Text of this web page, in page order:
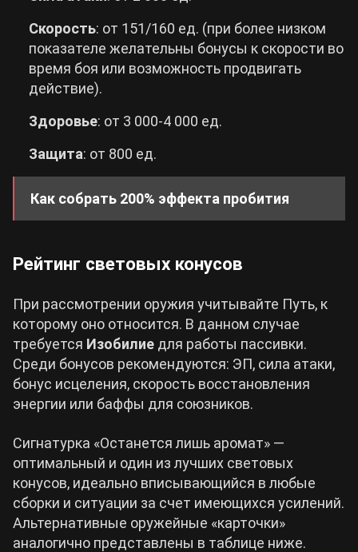
Скорость: от 151/160 ед. (при более низком
показателе желательны бонусы к скорости во
время боя или возможность продвигать
действие).
Здоровье: от 3 000-4 000 ед.
Защита: от 800 ед.
Как собрать 200% эффекта пробития
влияние на потенциал героини, так как с
исходящее исцеление. Разберем какими
способами можно повысить данный стат:
Прокачка следов — 37,3%.
Комбинация реликвий 2×2 с«Часовщик
метеора», а также сет«Железная
кавалерия против нашествия»— 16%.
Планарные украшения«Талия — край
бандитов»— 36% илиЛотосовый фонарь
дворца— 40%.
Рейтинг световых конусов
При рассмотрении оружия учитывайте Путь, к
которому оно относится. В данном случае
требуется Изобилие для работы пассивки.
Среди бонусов рекомендуются: ЭП, сила атаки,
бонус исцеления, скорость восстановления
энергии или баффы для союзников.
Сигнатурка «Останется лишь аромат» —
оптимальный и один из лучших световых
конусов, идеально вписывающийся в любые
сборки и ситуации за счет имеющихся усилений.
Альтернативные оружейные «карточки»
аналогично представлены в таблице ниже.